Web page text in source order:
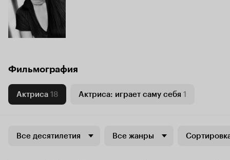
Фильмография
Актриса 18 Актриса: играет саму себя 1
Все десятилетия Все жанры